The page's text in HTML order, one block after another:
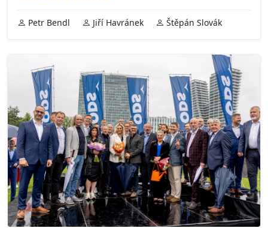
Petr Bendl Jiří Havránek Štěpán Slovák